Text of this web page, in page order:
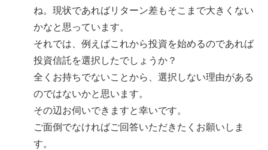
ね。現状であればリターン差もそこまで大きくない
かなと思っています。
それでは、例えばこれから投資を始めるのであれば
投資信託を選択したでしょうか？
全くお持ちでないことから、選択しない理由がある
のではないかと思います。
その辺お伺いできますと幸いです。
ご面倒でなければご回答いただきたくお願いしま
す。